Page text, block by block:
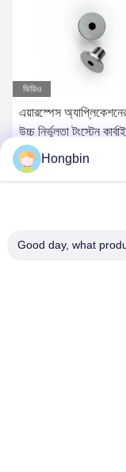
ভিডিও
এয়ারস্পেস
উচ্চ নির্ভুলতা টংস্টেন
Hongbin
Good day, what